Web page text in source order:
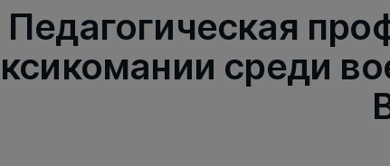
Педагогическая
среди